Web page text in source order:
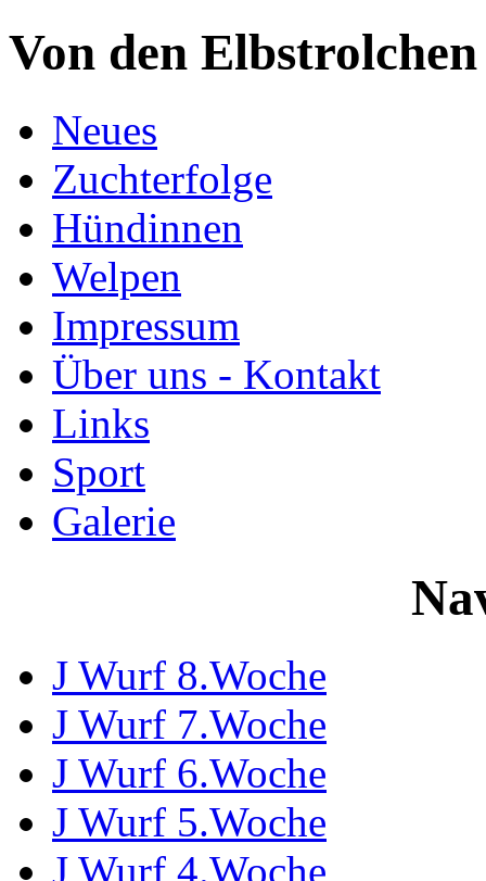
Von den Elbstrolchen
Neues
Zuchterfolge
Hündinnen
Welpen
Impressum
Über uns - Kontakt
Links
Sport
Galerie
J Wurf 8.Woche
J Wurf 7.Woche
J Wurf 6.Woche
J Wurf 5.Woche
J Wurf 4.Woche